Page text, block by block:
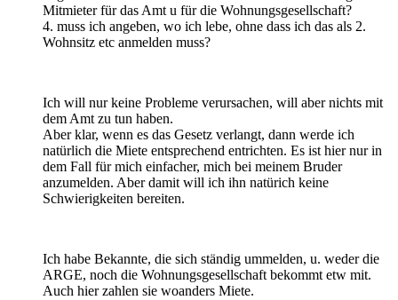
Mitmieter für das Amt u für die Wohnungsgesellschaft?
4. muss ich angeben, wo ich lebe, ohne dass ich das als 2.
Wohnsitz etc anmelden muss?
Ich will nur keine Probleme verursachen, will aber nichts mit
dem Amt zu tun haben.
Aber klar, wenn es das Gesetz verlangt, dann werde ich
natürlich die Miete entsprechend entrichten. Es ist hier nur in
dem Fall für mich einfacher, mich bei meinem Bruder
anzumelden. Aber damit will ich ihn natürich keine
Schwierigkeiten bereiten.
Ich habe Bekannte, die sich ständig ummelden, u. weder die
ARGE, noch die Wohnungsgesellschaft bekommt etw mit.
Auch hier zahlen sie woanders Miete.